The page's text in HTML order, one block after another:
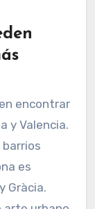
temas
esperanza.
Memoria
de la
la calle
y
y
allá del